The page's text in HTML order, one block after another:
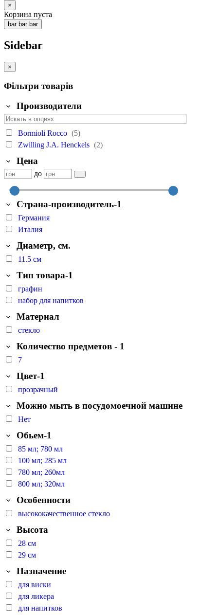
×
Корзина пуста
bar bar bar
Sidebar
×
Фільтри товарів
Производители
Bormioli Rocco (5)
Zwilling J.A. Henckels (2)
Цена
до
Страна-производитель-1
Германия
Италия
Диаметр, см.
11.5 см
Тип товара-1
графин
набор для напитков
Материал
стекло
Количество предметов - 1
7
Цвет-1
прозрачный
Можно мыть в посудомоечной машине
Нет
Обьем-1
85 мл; 780 мл
100 мл; 285 мл
780 мл; 260мл
800 мл; 320мл
Особенности
высококачественное стекло
Высота
28 см
29 см
Назначение
для виски
для ликера
для напитков